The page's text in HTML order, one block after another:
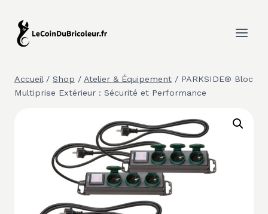
contenu
Accueil / Shop / Atelier & Équipement / PARKSIDE® Bloc
Multiprise Extérieur : Sécurité et Performance